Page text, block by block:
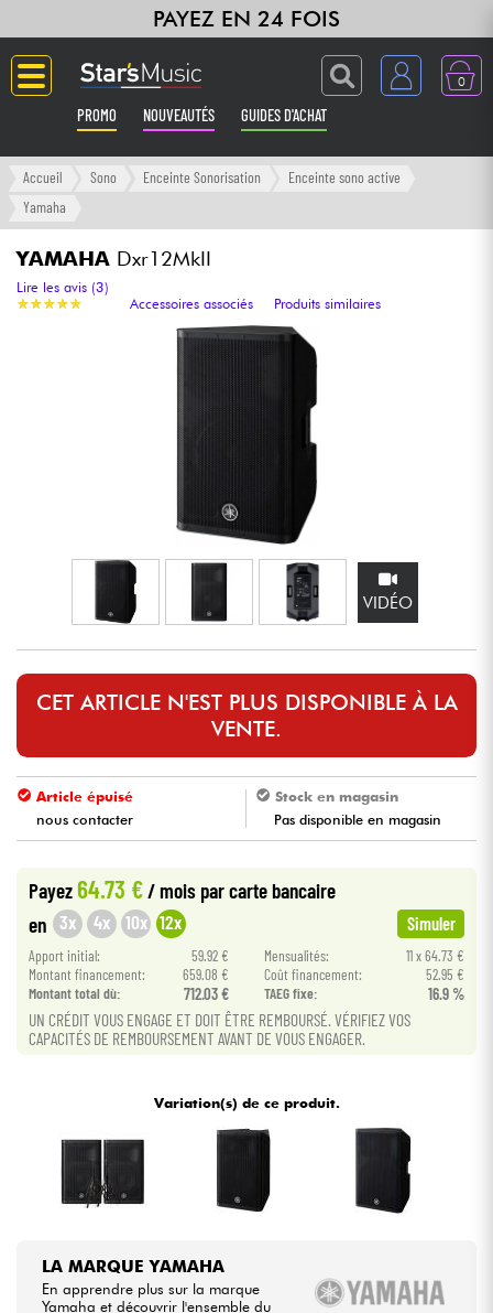
PAYEZ EN 24 FOIS
0
PROMO NOUVEAUTÉS GUIDES D'ACHAT
Langue
Amplis & Effets
Claviers & Pianos
Synthés & Sampleurs
Micros & HF
Sono
Batteries & Percu
Violons & Quatuor
Eveil Musical
Câbles & Access.
Packs
Voir nos marques
Accueil Sono Enceinte Sonorisation
Enceinte sono active
Yamaha
YAMAHA Dxr12MkII
★★★★★
★★★★★
Lire les avis (3)
Accessoires associés
Produits similaires
VIDÉO
CET ARTICLE N'EST PLUS DISPONIBLE À LA
VENTE.
Article épuisé
nous contacter
Stock en magasin
Pas disponible en magasin
Payez64.73 €/ mois par carte bancaire
en 3x 4x 10x 12x Simuler
Apport initial: 59.92 € Mensualités:
11 x 64.73 €
Montant financement:
659.08 € Coût financement:
52.95 €
Montant total dù:
712.03 € TAEG fixe: 16.9 %
UN CRÉDIT VOUS ENGAGE ET DOIT ÊTRE REMBOURSÉ. VÉRIFIEZ VOS
CAPACITÉS DE REMBOURSEMENT AVANT DE VOUS ENGAGER.
Variation(s) de ce produit.
LA MARQUE YAMAHA
En apprendre plus sur la marque
Yamaha et découvrir l'ensemble du